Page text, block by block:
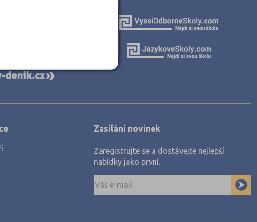
Zasílání novinek
Zaregistrujte se a dostávejte nejlepší
nabídky jako první.